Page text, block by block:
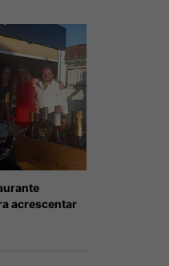
acrescentar